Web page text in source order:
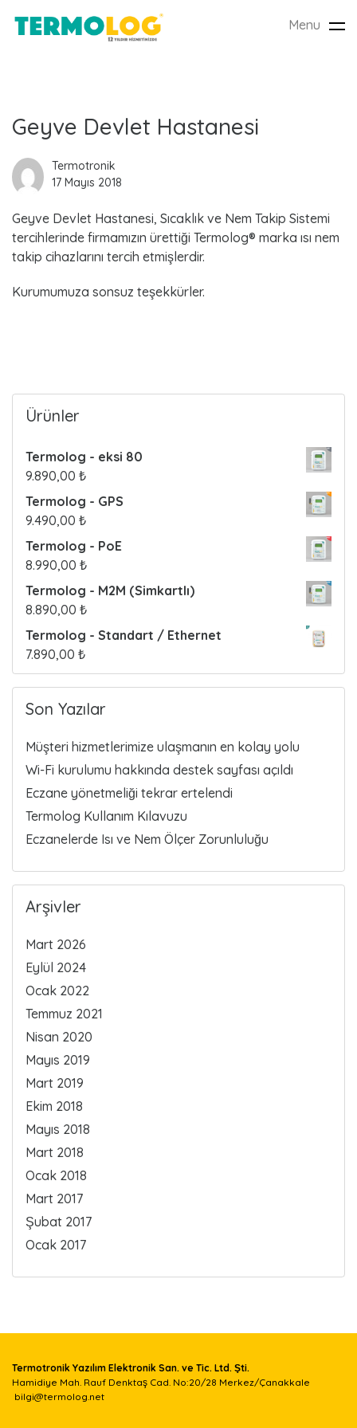
Menu
L
a
t
e
s
t
s
s
Geyve Devlet Hastanesi
Termotronik
17 Mayıs 2018
Geyve Devlet Hastanesi, Sıcaklık ve Nem Takip Sistemi
tercihlerinde firmamızın ürettiği Termolog® marka ısı nem
takip cihazlarını tercih etmişlerdir.
Kurumumuza sonsuz teşekkürler.
Ürünler
Termolog - eksi 80
9.890,00 ₺
Termolog - GPS
9.490,00 ₺
Termolog - PoE
8.990,00 ₺
Termolog - M2M (Simkartlı)
8.890,00 ₺
Termolog - Standart / Ethernet
7.890,00 ₺
Son Yazılar
Müşteri hizmetlerimize ulaşmanın en kolay yolu
Wi-Fi kurulumu hakkında destek sayfası açıldı
Eczane yönetmeliği tekrar ertelendi
Termolog Kullanım Kılavuzu
Eczanelerde Isı ve Nem Ölçer Zorunluluğu
Arşivler
Mart 2026
Eylül 2024
Ocak 2022
Temmuz 2021
Nisan 2020
Mayıs 2019
Mart 2019
Ekim 2018
Mayıs 2018
Mart 2018
Ocak 2018
Mart 2017
Şubat 2017
Ocak 2017
Termotronik Yazılım Elektronik San. ve Tic. Ltd. Şti.
Hamidiye Mah. Rauf Denktaş Cad. No:20/28 Merkez/Çanakkale
bilgi@termolog.net